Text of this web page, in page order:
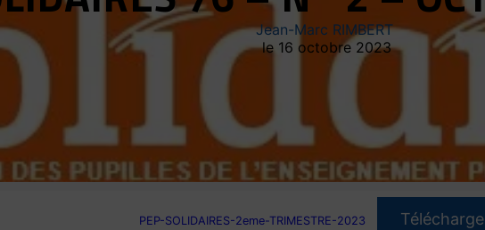
Jean-Marc RIMBERT
16 octobre 2023
PEP-SOLIDAIRES-2eme-TRIMESTRE-2023